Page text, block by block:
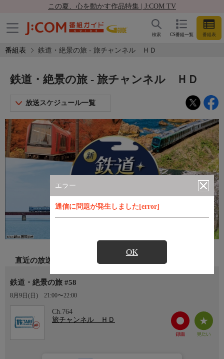
この夏、心を動かす作品特集 | J:COM TV
CS番組一覧 番組表
検索
番組表 鉄道・絶景の旅 - 旅チャンネル ＨＤ
エラー
通信に問題が発生しました[error]
OK
鉄道・絶景の旅 - 旅チャンネル ＨＤ
放送スケジュール一覧
直近の放送
鉄道・絶景の旅 #58
8月9日(日) 21:00〜22:00
Ch.764
旅チャンネル ＨＤ